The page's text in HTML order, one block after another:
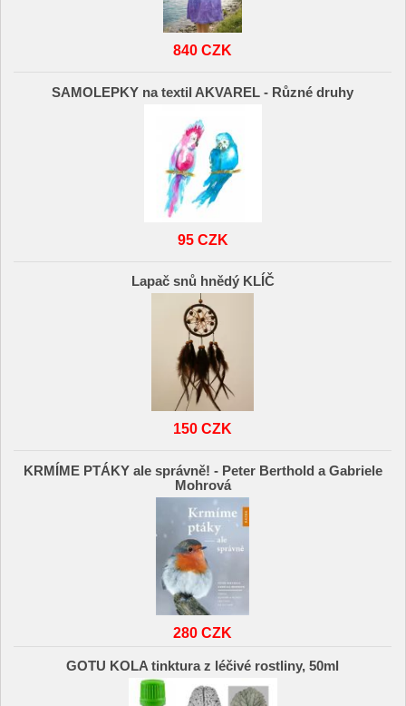
840 CZK
SAMOLEPKY na textil AKVAREL - Různé druhy
95 CZK
Lapač snů hnědý KLÍČ
150 CZK
KRMÍME PTÁKY ale správně! - Peter Berthold a Gabriele
Mohrová
280 CZK
GOTU KOLA tinktura z léčivé rostliny, 50ml